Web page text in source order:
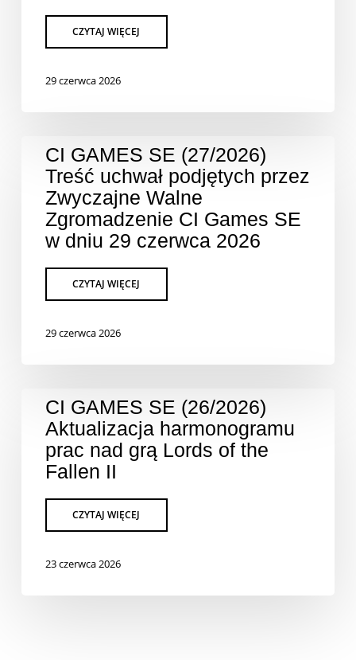
29 czerwca 2026
CI GAMES SE (27/2026)
Treść uchwał podjętych przez
Zwyczajne Walne
Zgromadzenie CI Games SE
w dniu 29 czerwca 2026
29 czerwca 2026
CI GAMES SE (26/2026)
Aktualizacja harmonogramu
prac nad grą Lords of the
Fallen II
23 czerwca 2026